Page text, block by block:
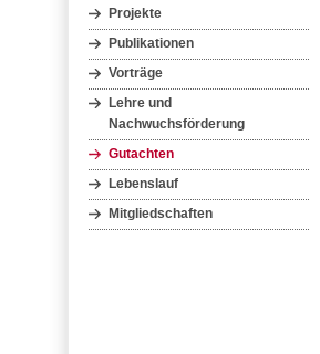
Projekte
Publikationen
Vorträge
Lehre und
Nachwuchsförderung
Gutachten
Lebenslauf
Mitgliedschaften